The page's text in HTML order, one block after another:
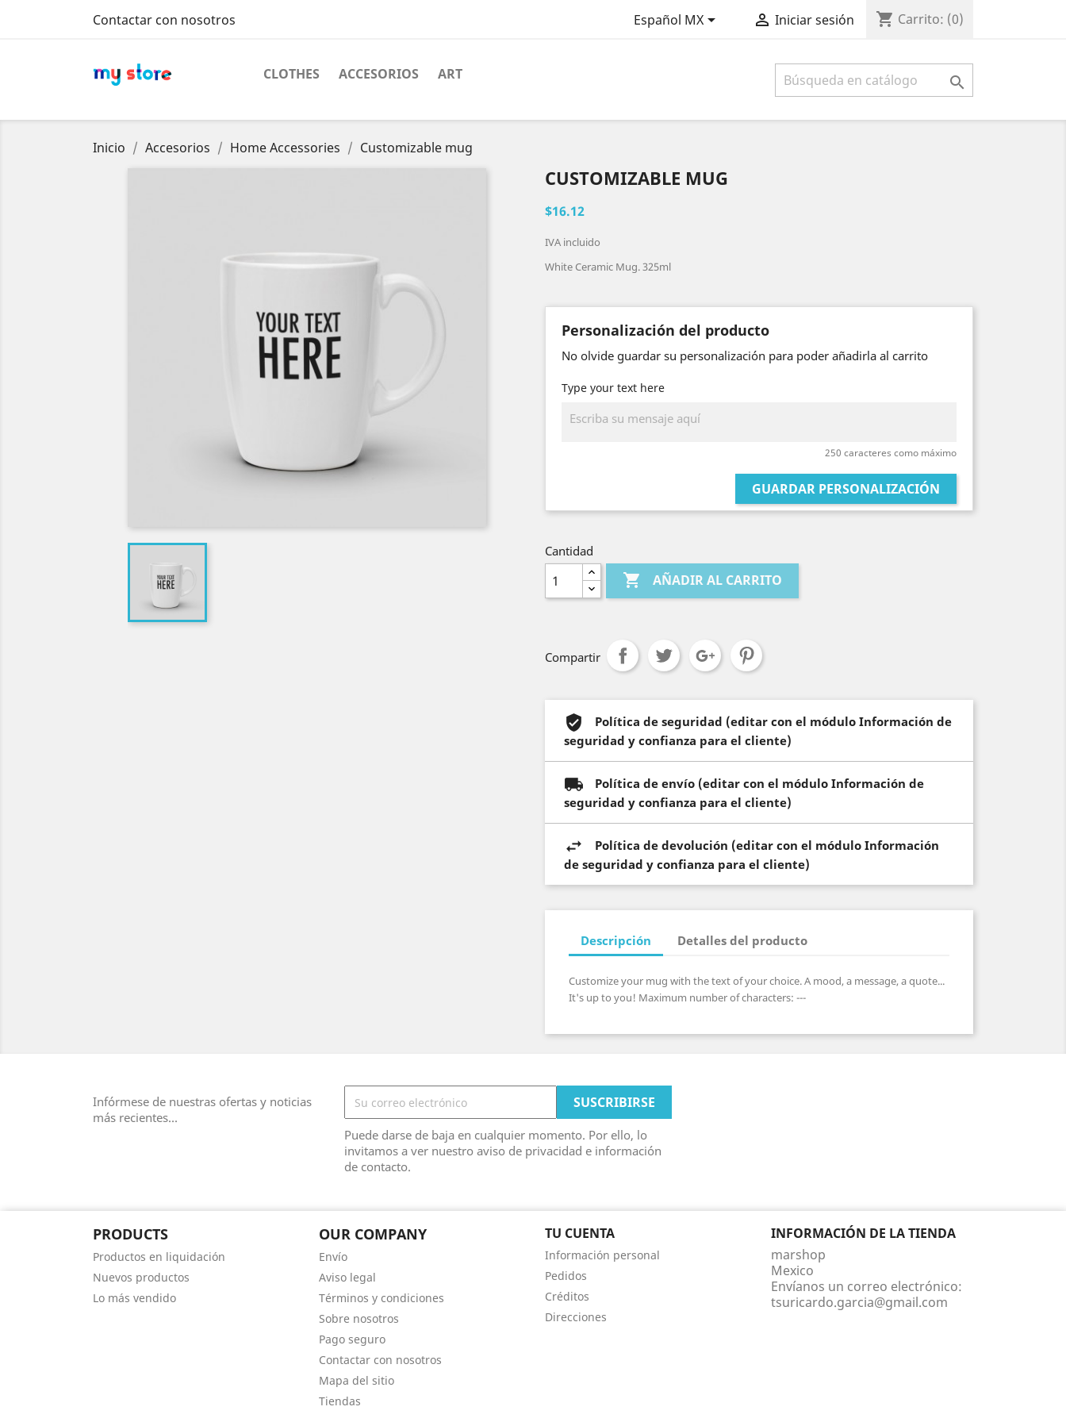
Contactar con nosotros Español MX  Iniciar sesión shopping_cart Carrito: (0)
CLOTHES ACCESORIOS ART 
Inicio Accesorios Home Accessories Customizable mug
CUSTOMIZABLE MUG
$16.12
IVA incluido
White Ceramic Mug. 325ml
Personalización del producto
No olvide guardar su personalización para poder añadirla al carrito
Type your text here
250 caracteres como máximo
GUARDAR PERSONALIZACIÓN
Cantidad
 AÑADIR AL CARRITO
Compartir
Política de seguridad (editar con el módulo Información de
seguridad y confianza para el cliente)
Política de envío (editar con el módulo Información de
seguridad y confianza para el cliente)
Política de devolución (editar con el módulo Información
de seguridad y confianza para el cliente)
Descripción Detalles del producto
Customize your mug with the text of your choice. A mood, a message, a quote...
It's up to you! Maximum number of characters: ---
Infórmese de nuestras ofertas y noticias
más recientes...
Puede darse de baja en cualquier momento. Por ello, lo
invitamos a ver nuestro aviso de privacidad e información
de contacto.
PRODUCTS
Productos en liquidación
Nuevos productos
Lo más vendido
OUR COMPANY
Envío
Aviso legal
Términos y condiciones
Sobre nosotros
Pago seguro
Contactar con nosotros
Mapa del sitio
Tiendas
TU CUENTA
Información personal
Pedidos
Créditos
Direcciones
INFORMACIÓN DE LA TIENDA
marshop
Mexico
Envíanos un correo electrónico:
tsuricardo.garcia@gmail.com